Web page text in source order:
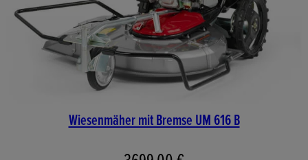
Wiesenmäher mit Bremse UM 616 B